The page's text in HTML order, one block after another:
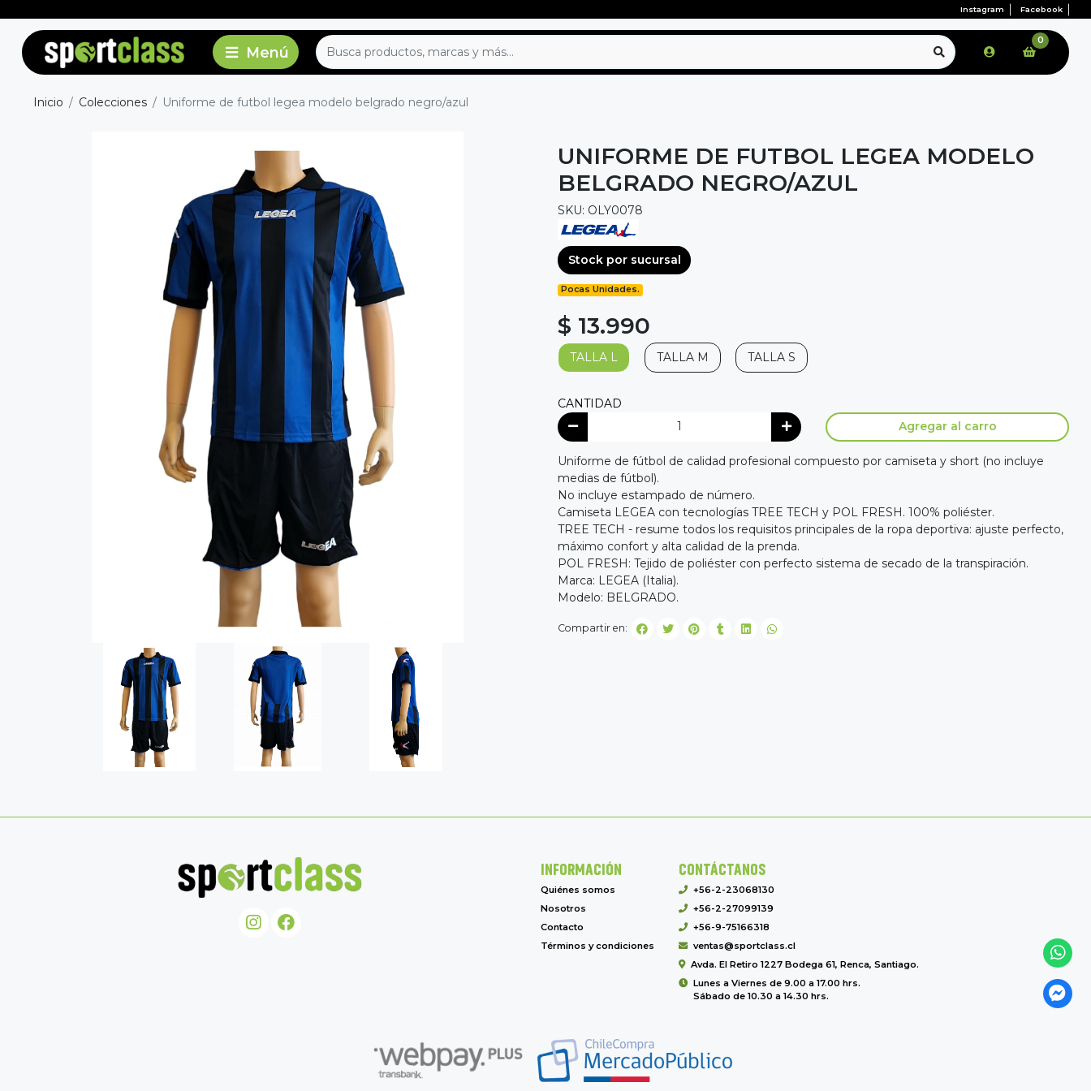
Instagram Facebook
0
Inicio Colecciones Uniforme de futbol legea modelo belgrado negro/azul
UNIFORME DE FUTBOL LEGEA MODELO
BELGRADO NEGRO/AZUL
SKU: OLY0078
Stock por sucursal
Pocas Unidades.
$ 13.990
TALLA L TALLA M TALLA S
CANTIDAD
Agregar al carro
Uniforme de fútbol de calidad profesional compuesto por camiseta y short (no incluye
medias de fútbol).
No incluye estampado de número.
Camiseta LEGEA con tecnologías TREE TECH y POL FRESH. 100% poliéster.
TREE TECH - resume todos los requisitos principales de la ropa deportiva: ajuste perfecto,
máximo confort y alta calidad de la prenda.
POL FRESH: Tejido de poliéster con perfecto sistema de secado de la transpiración.
Marca: LEGEA (Italia).
Modelo: BELGRADO.
Compartir en:
INFORMACIÓN
Quiénes somos
Nosotros
Contacto
Términos y condiciones
CONTÁCTANOS
+56-2-23068130
+56-2-27099139
+56-9-75166318
ventas@sportclass.cl
Avda. El Retiro 1227 Bodega 61, Renca, Santiago.
Lunes a Viernes de 9.00 a 17.00 hrs.
Sábado de 10.30 a 14.30 hrs.